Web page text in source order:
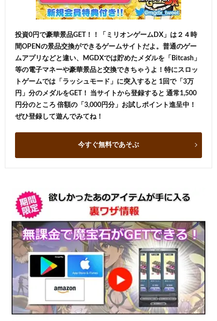
投資0円で豪華景品GET！！「ミリオンゲームDX」は２４時
間OPENの景品交換ができるゲームサイトだよ。普通のゲー
ムアプリなどと違い、MGDXでは貯めたメダルを「Bitcash」
等の電子マネーや豪華景品と交換できちゃうよ！特にスロッ
トゲームでは「ラッシュモード」に突入すると 1回で「3万
円」分のメダルをGET！ 当サイトから登録すると 通常1,500
円分のところ 倍額の「3,000円分」お試しポイント進呈中！
ぜひ登録して遊んでみてね！
今すぐ無料であそぶ